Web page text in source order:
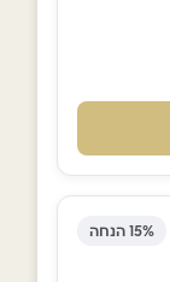
15% הנחה